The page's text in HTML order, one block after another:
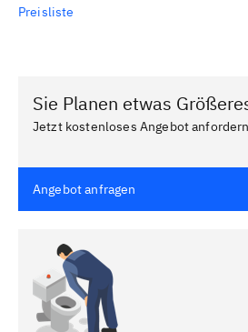
Preisliste
Sie Planen etwas
Jetzt kostenloses Angebot anfordern
Angebot anfragen